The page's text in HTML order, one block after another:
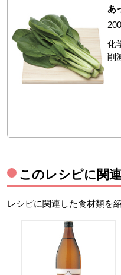
あ
化
削
このレシピに関
レシピに関連した食材類を